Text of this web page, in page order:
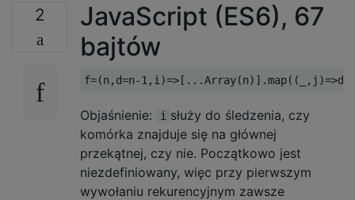
2
JavaScript (ES6), 67
bajtów
Objaśnienie: i służy do śledzenia, czy
komórka znajduje się na głównej
przekątnej, czy nie. Początkowo jest
niezdefiniowany, więc przy pierwszym
wywołaniu rekurencyjnym zawsze